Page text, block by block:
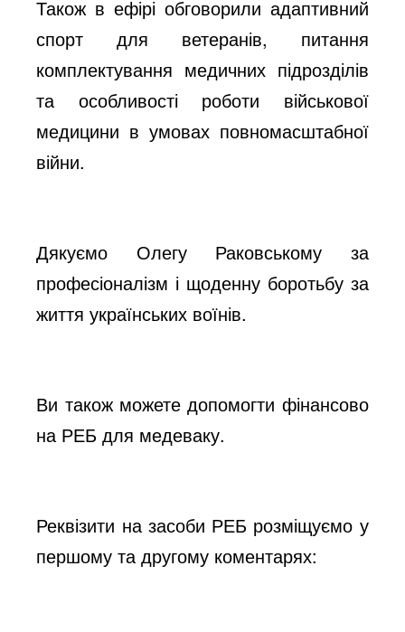
Також в ефірі обговорили адаптивний
спорт для ветеранів, питання
комплектування медичних підрозділів
та особливості роботи військової
медицини в умовах повномасштабної
війни.
Дякуємо Олегу Раковському за
професіоналізм і щоденну боротьбу за
життя українських воїнів.
Ви також можете допомогти фінансово
на РЕБ для медеваку.
Реквізити на засоби РЕБ розміщуємо у
першому та другому коментарях: